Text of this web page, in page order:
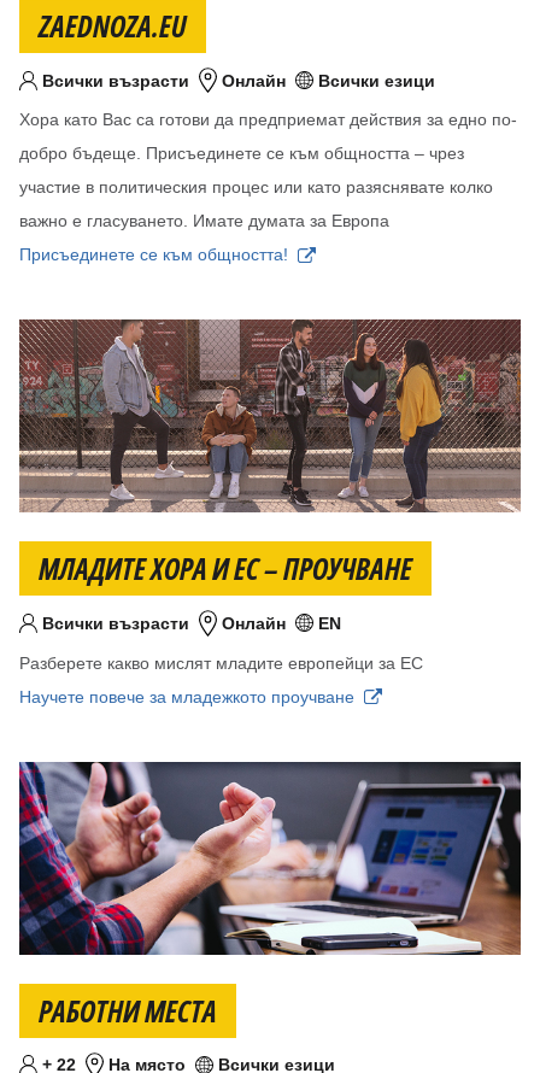
ZAEDNOZA.EU
Целева възраст
Всички възрасти Местоположение
Онлайн Език/езици
Всички езици
Хора като Вас са готови да предприемат действия за едно по-
добро бъдеще. Присъединете се към общността – чрез
участие в политическия процес или като разяснявате колко
важно е гласуването. Имате думата за Европа
Присъединете се към общността!
МЛАДИТЕ ХОРА И ЕС – ПРОУЧВАНЕ
Целева възраст
Всички възрасти Местоположение
Онлайн Език/езици
EN
Разберете какво мислят младите европейци за ЕС
Научете повече за младежкото проучване
РАБОТНИ МЕСТА
Минимум
+ 22 годиниНа място Всички езици